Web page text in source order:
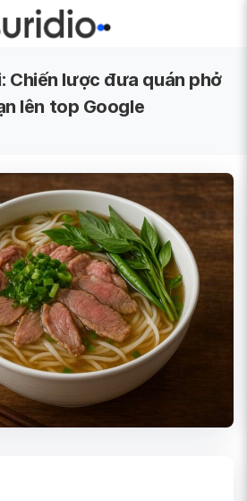
Chiến lược đưa quán phở
lên top Google